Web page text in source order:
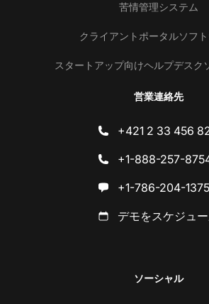
苦情管理システム
クライアントポータルソフ
スタートアップ向けヘルプデスク
営業連絡先
+421 2 33 456
+1-888-257-
+1-786-204-1375
デモをスケジュ
ソーシャル